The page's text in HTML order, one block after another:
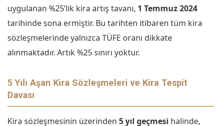
uygulanan %25’lik kira artış tavanı, 1 Temmuz 2024
tarihinde sona ermiştir. Bu tarihten itibaren tüm kira
sözleşmelerinde yalnızca TÜFE oranı dikkate
alınmaktadır. Artık %25 sınırı yoktur.
5 Yılı Aşan Kira Sözleşmeleri ve Kira Tespit
Davası
Kira sözleşmesinin üzerinden 5 yıl geçmesi halinde,